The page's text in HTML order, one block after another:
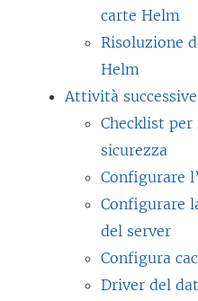
carte Helm
Risoluzione
Helm
Attività
Checklist
sicurezza
Configurare
Configurare
del server
Configura
Driver del